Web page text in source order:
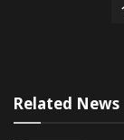
Related News